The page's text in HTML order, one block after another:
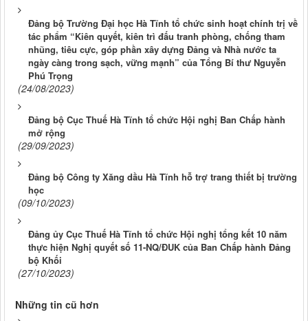
Đảng bộ Trường Đại học Hà Tĩnh tổ chức sinh hoạt chính trị về
tác phẩm “Kiên quyết, kiên trì đấu tranh phòng, chống tham
nhũng, tiêu cực, góp phần xây dựng Đảng và Nhà nước ta
ngày càng trong sạch, vững mạnh” của Tổng Bí thư Nguyễn
Phú Trọng
(24/08/2023)
Đảng bộ Cục Thuế Hà Tĩnh tổ chức Hội nghị Ban Chấp hành
mở rộng
(29/09/2023)
Đảng bộ Công ty Xăng dầu Hà Tĩnh hỗ trợ trang thiết bị trường
học
(09/10/2023)
Đảng ủy Cục Thuế Hà Tĩnh tổ chức Hội nghị tổng kết 10 năm
thực hiện Nghị quyết số 11-NQ/ĐUK của Ban Chấp hành Đảng
bộ Khối
(27/10/2023)
Những tin cũ hơn